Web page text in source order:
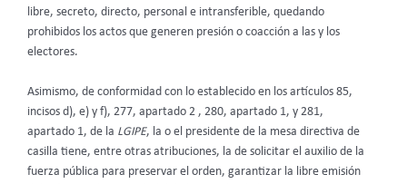
libre, secreto, directo, personal e intransferible, quedando
prohibidos los actos que generen presión o coacción a las y los
electores.
Asimismo, de conformidad con lo establecido en los artículos 85,
incisos d), e) y f), 277, apartado 2 , 280, apartado 1, y 281,
apartado 1, de la LGIPE, la o el presidente de la mesa directiva de
casilla tiene, entre otras atribuciones, la de solicitar el auxilio de la
fuerza pública para preservar el orden, garantizar la libre emisión